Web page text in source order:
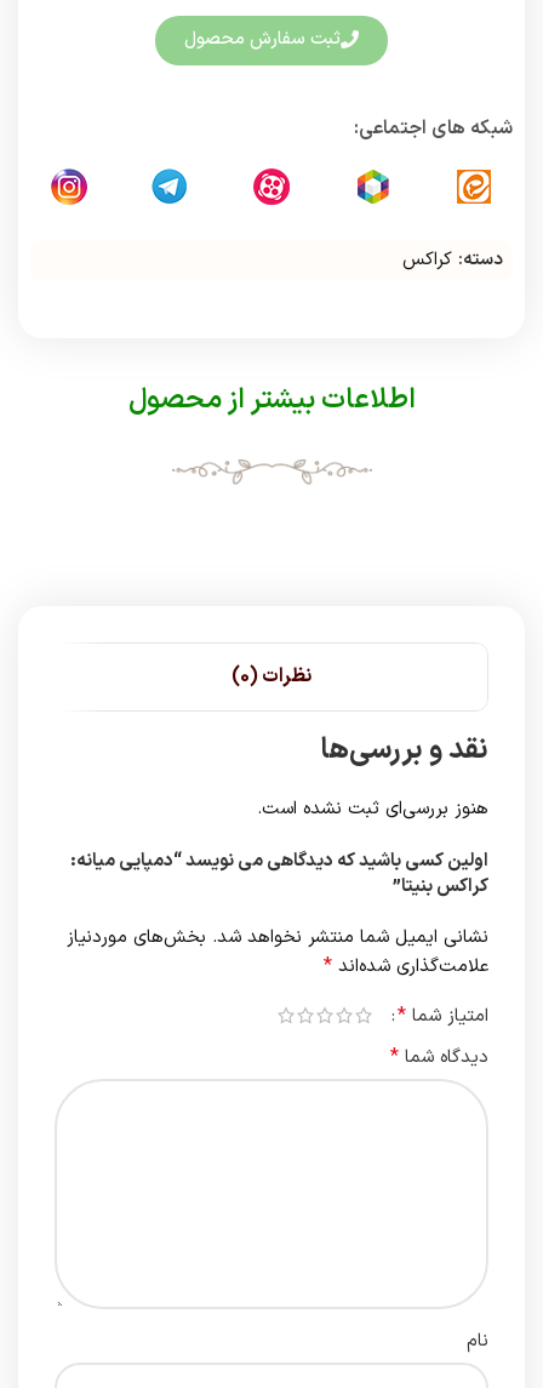
ثبت سفارش محصول
شبکه های اجتماعی:
دسته: کراکس
اطلاعات بیشتر از محصول
نظرات (0)
نقد و بررسی‌ها
هنوز بررسی‌ای ثبت نشده است.
اولین کسی باشید که دیدگاهی می نویسد “دمپایی میانه:
کراکس بنیتا”
نشانی ایمیل شما منتشر نخواهد شد. بخش‌های موردنیاز
علامت‌گذاری شده‌اند *
امتیاز شما *
دیدگاه شما *
نام